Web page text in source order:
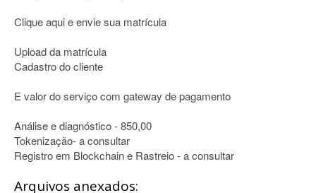
Clique aqui e envie sua matrícula
Upload da matrícula
Cadastro do cliente
E valor do serviço com gateway de pagamento
Análise e diagnóstico - 850,00
Tokenização- a consultar
Registro em Blockchain e Rastreio - a consultar
Arquivos anexados: